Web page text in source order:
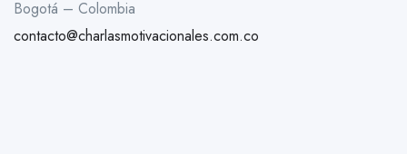
Bogotá – Colombia
contacto@charlasmotivacionales.com.co